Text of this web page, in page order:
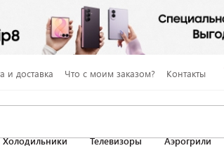
и доставка Что с моим заказом? Контакты
Холодильники Телевизоры Аэрогрили